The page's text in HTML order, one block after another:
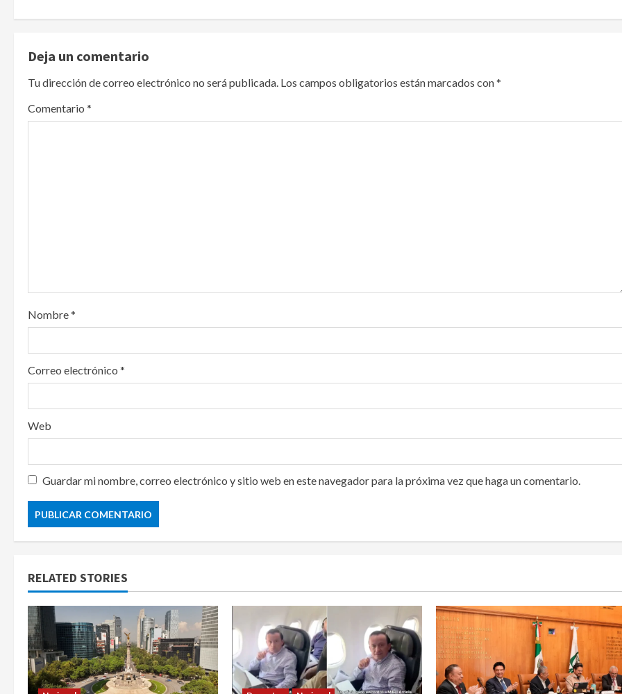
n
a
v
o
n
Deja un comentario
Tu dirección de correo electrónico no será publicada. Los campos obligatorios están marcados con*
Comentario *
Nombre*
Correo electrónico *
Web
Guardar mi nombre, correo electrónico y sitio web en este navegador para la próxima vez que haga un comentario.
RELATED STORIES